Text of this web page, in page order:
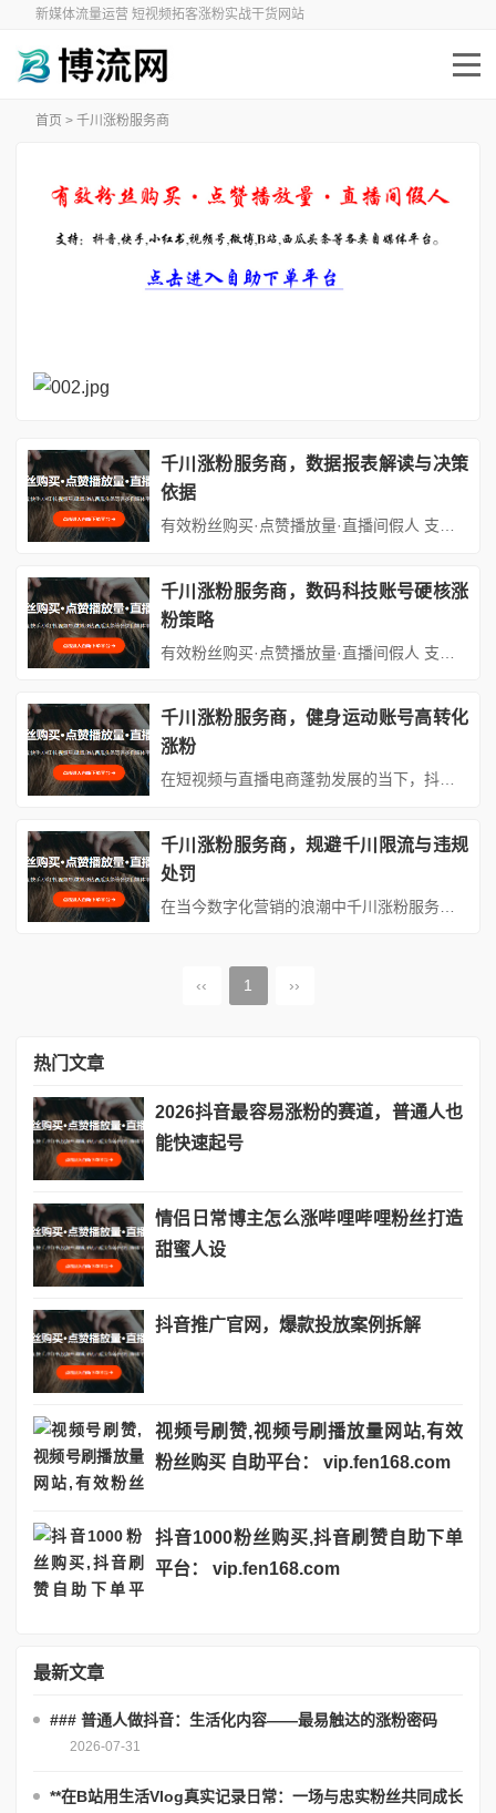
新媒体流量运营 短视频拓客涨粉实战干货网站
首页 > 千川涨粉服务商
千川涨粉服务商，数据报表解读与决策
依据
有效粉丝购买·点赞播放量·直播间假人 支持：抖音,快手,小红书,视频号,微博,B站,西瓜头条等各类自媒体平台。自助平台： vip.fen168.com 在当今数字化营销时代千川涨粉服务商，数据报表解读与决策依据，千川作为抖音旗下千川涨粉服务商，数据报表解读与决策依据的电商广告投放平台，为众多商家和创作者提供了强大的推广工具。千川涨粉服务商通过专业运营，帮助客户在平台上...
千川涨粉服务商，数码科技账号硬核涨
粉策略
千川涨粉服务商，健身运动账号高转化
涨粉
在短视频与直播电商蓬勃发展的当下，抖音已成为健身运动类账号获取流量、打造品牌、实现商业变现的核心阵地。然而，随着平台竞争加剧，自然流量增长愈发困难，如何通过精准投放实现高效涨粉并推动转化，成为众多健身品牌与从业者亟待突破的瓶颈。千川作为抖音官方推广工具，凭借其强大的数据驱动能力与精细化投放策略，成为健身运动账号突破增长瓶颈的关键利器。本文将从行业痛点、千川核心优势、高转化策略及服务商价...
千川涨粉服务商，规避千川限流与违规
处罚
‹‹ 1 ››
热门文章
2026抖音最容易涨粉的赛道，普通人也
能快速起号
情侣日常博主怎么涨哔哩哔哩粉丝打造
甜蜜人设
抖音推广官网，爆款投放案例拆解
视频号刷赞,视频号刷播放量网站,有效
粉丝购买 自助平台： vip.fen168.com
抖音1000粉丝购买,抖音刷赞自助下单
平台： vip.fen168.com
最新文章
### 普通人做抖音：生活化内容——最易触达的涨粉密码
2026-07-31
**在B站用生活Vlog真实记录日常：一场与忠实粉丝共同成长